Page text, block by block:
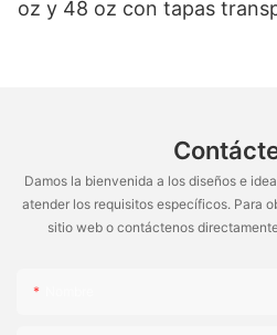
oz y 48 oz con tapas
Damos la bienvenida a los diseños e
atender los requisitos específicos. Para
sitio web o contáctenos